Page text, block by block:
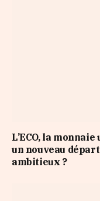
L’ECO, la
un nouveau
ambitieux ?